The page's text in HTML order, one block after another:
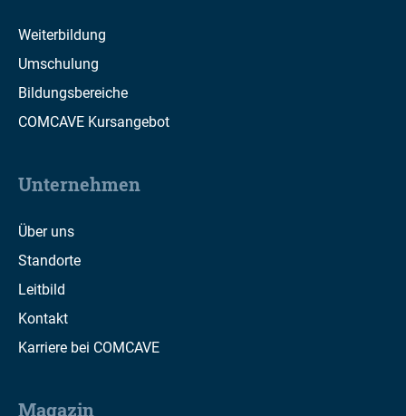
Weiterbildung
Umschulung
Bildungsbereiche
COMCAVE Kursangebot
Unternehmen
Über uns
Standorte
Leitbild
Kontakt
Karriere bei COMCAVE
Magazin